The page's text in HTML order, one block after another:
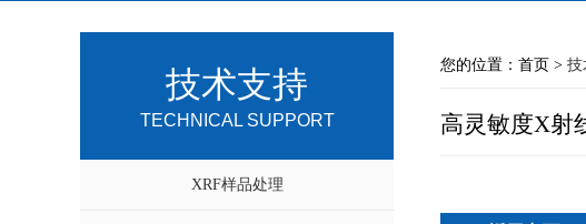
技术支持
TECHNICAL SUPPORT
XRF样品处理
您的位置：首页 > 技
高灵敏度X射